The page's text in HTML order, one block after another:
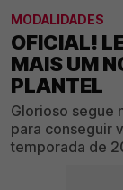
MODALIDADES
OFICIAL!
MAIS UM
PLANTEL
Glorioso segue
para conseguir
temporada de